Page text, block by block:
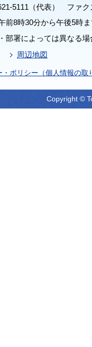
5111（代表） ファク
前8時30分から午後5時
部署によっては異なる
周辺地図
・ポリシー（個人情報の取
Copyright ©